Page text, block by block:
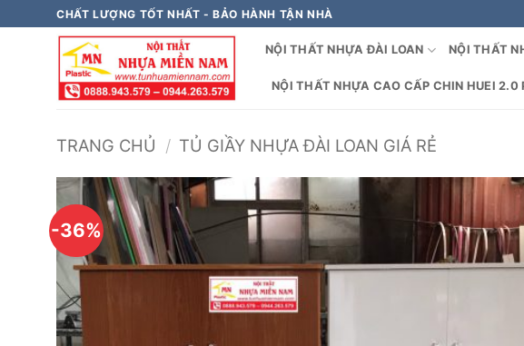
qua
CHẤT LƯỢNG TỐT NHẤT - BẢO HÀNH TẬN NHÀ
NỘI THẤT NHỰA ĐÀI LOAN NỘI THẤT
NỘI THẤT NHỰA CAO CẤP CHIN HUEI 2.0
TRANG CHỦ / TỦ GIẦY NHỰA ĐÀI LOAN GIÁ RẺ
-36%